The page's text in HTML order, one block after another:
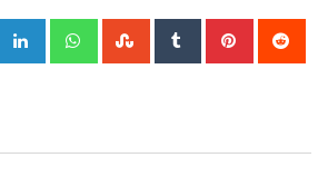
Google+ LinkedIn WhatsappStumbleUpon
Tumblr Pinterest